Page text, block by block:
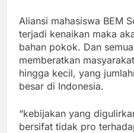
Aliansi mahasiswa BEM
terjadi kenaikan maka
bahan pokok. Dan
memberatkan
hingga kecil, yang
besar di Indonesia.
“kebijakan yang
bersifat tidak pro